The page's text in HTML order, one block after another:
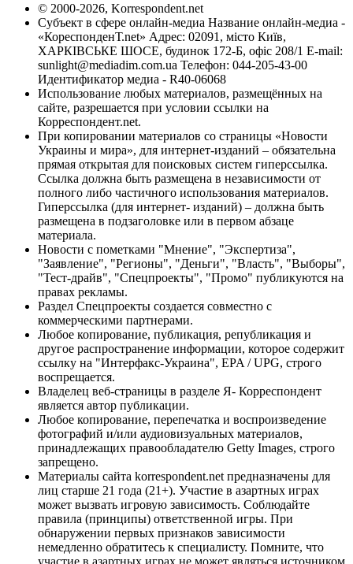
© 2000-2026, Korrespondent.net
Субъект в сфере онлайн-медиа Название онлайн-медиа -
«КореспонденТ.net» Адрес: 02091, місто Київ,
ХАРКІВСЬКЕ ШОСЕ, будинок 172-Б, офіс 208/1 E-mail:
sunlight@mediadim.com.ua Телефон: 044-205-43-00
Идентификатор медиа - R40-06068
Использование любых материалов, размещённых на
сайте, разрешается при условии ссылки на
Корреспондент.net.
При копировании материалов со страницы «Новости
Украины и мира», для интернет-изданий – обязательна
прямая открытая для поисковых систем гиперссылка.
Ссылка должна быть размещена в независимости от
полного либо частичного использования материалов.
Гиперссылка (для интернет- изданий) – должна быть
размещена в подзаголовке или в первом абзаце
материала.
Новости с пометками "Мнение", "Экспертиза",
"Заявление", "Регионы", "Деньги", "Власть", "Выборы",
"Тест-драйв", "Спецпроекты", "Промо" публикуются на
правах рекламы.
Раздел Спецпроекты создается совместно с
коммерческими партнерами.
Любое копирование, публикация, републикация и
другое распространение информации, которое содержит
ссылку на "Интерфакс-Украина", EPA / UPG, строго
воспрещается.
Владелец веб-страницы в разделе Я- Корреспондент
является автор публикации.
Любое копирование, перепечатка и воспроизведение
фотографий и/или аудиовизуальных материалов,
принадлежащих правообладателю Getty Images, строго
запрещено.
Материалы сайта korrespondent.net предназначены для
лиц старше 21 года (21+). Участие в азартных играх
может вызвать игровую зависимость. Соблюдайте
правила (принципы) ответственной игры. При
обнаружении первых признаков зависимости
немедленно обратитесь к специалисту. Помните, что
участие в азартных играх не может являться источником